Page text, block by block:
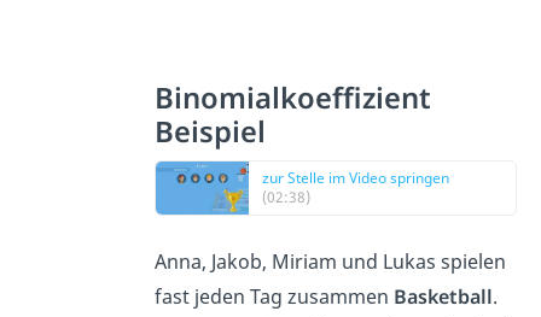
Binomialkoeffizient
Beispiel
zur Stelle im Video springen
(02:38)
Anna, Jakob, Miriam und Lukas spielen
fast jeden Tag zusammen Basketball.